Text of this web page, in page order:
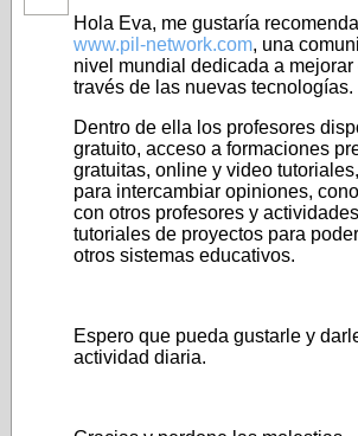
Hola Eva, me gustaría
www.pil-network.com, una
nivel mundial dedicada a
través de las nuevas tecnologías.
Dentro de ella los profesores
gratuito, acceso a formaciones
gratuitas, online y video
para intercambiar opiniones,
con otros profesores y
tutoriales de proyectos para
otros sistemas educativos.
Espero que pueda gustarle y
actividad diaria.